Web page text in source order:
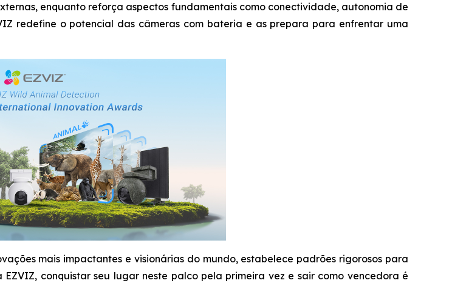
enquanto reforça aspectos fundamentais como conectividade, autonomia de
redefine o potencial das câmeras com bateria e as prepara para enfrentar uma
mais impactantes e visionárias do mundo, estabelece padrões rigorosos para
conquistar seu lugar neste palco pela primeira vez e sair como vencedora é